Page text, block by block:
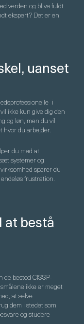
verden og blive fuldt
ekspert? Det er en
uanset
i
ikke kun give dig den
og løn, men du vil
hvor du arbejder.
du med at
systemer og
sparer du
frustration.
at bestå
de bestod CISSP-
ikke er meget
at selve
dem i stedet som
og studere